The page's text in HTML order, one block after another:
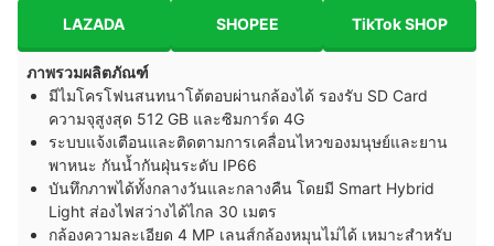
LAZADA SHOPEE TikTok SHOP
ภาพรวมผลิตภัณฑ์
มีไมโครโฟนสนทนาโต้ตอบผ่านกล้องได้ รองรับ SD Card
ความจุสูงสุด 512 GB และซิมการ์ด 4G
ระบบแจ้งเตือนและติดตามการเคลื่อนไหวของมนุษย์และยาน
พาหนะ กันน้ำกันฝุ่นระดับ IP66
บันทึกภาพได้ทั้งกลางวันและกลางคืน โดยมี Smart Hybrid
Light ส่องไฟสว่างได้ไกล 30 เมตร
กล้องความละเอียด 4 MP เลนส์กล้องหมุนไม่ได้ เหมาะสำหรับ